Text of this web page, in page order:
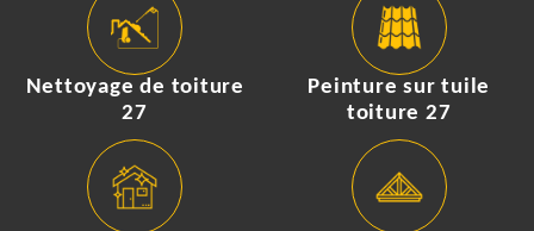
Nettoyage de toiture
27
Peinture sur tuile
toiture 27